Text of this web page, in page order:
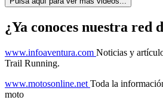
¿Ya conoces nuestra red
www.infoaventura.com Noticias y
Trail Running.
www.motosonline.net Toda la
moto